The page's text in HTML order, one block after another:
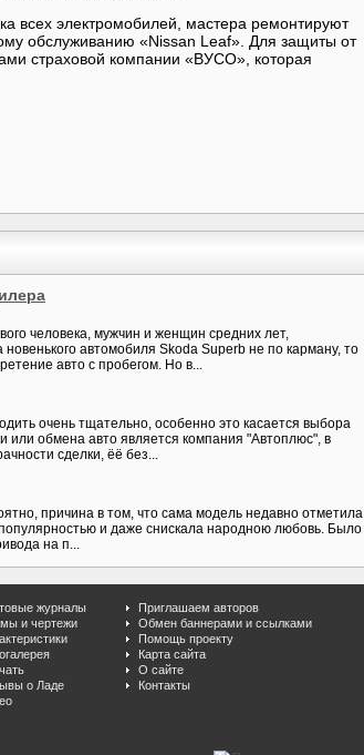
всех электромобилей, мастера ремонтируют
обслуживанию «Nissan Leaf». Для защиты от
страховой компании «ВУСО», которая
человека, мужчин и женщин средних лет,
автомобиля Skoda Superb не по карману, то
авто с пробегом. Но в...
очень тщательно, особенно это касается выбора
или обмена авто является компания "Автоплюс", в
сделки, ёё без...
причина в том, что сама модель недавно отметила
и даже снискала народною любовь. Было
на п...
журналы
и чертежи
о Ладе
Приглашаем авторов
Обмен баннерами и ссылками
Помощь проекту
Карта сайта
О сайте
Контакты